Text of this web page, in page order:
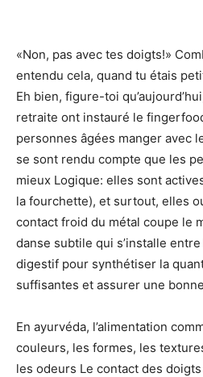
«Non, pas avec tes doigts!»
entendu cela, quand tu étais
Eh bien, figure-toi
retraite ont instauré le
personnes âgées manger avec
se sont rendu compte que les
mieux Logique: elles sont
la fourchette), et surtout, elles
contact froid du métal coupe le
danse subtile qui s’installe
digestif pour synthétiser la
suffisantes et assurer une
En ayurvéda, l’alimentation
couleurs, les formes, les
les odeurs Le contact des